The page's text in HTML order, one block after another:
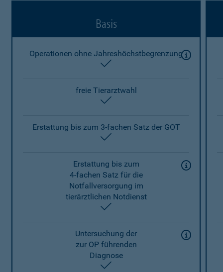
Basis
Operationen ohne Jahreshöchstbegrenzung
freie Tierarztwahl
Erstattung bis zum 3-fachen Satz der GOT
Erstattung bis zum
4-fachen Satz für die
Notfallversorgung im
tierärztlichen Notdienst
Untersuchung der
zur OP führenden
Diagnose